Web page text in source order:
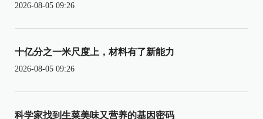
2026-08-05 09:26
十亿分之一米尺度上，材料有了新能力
2026-08-05 09:26
科学家找到生菜美味又营养的基因密码